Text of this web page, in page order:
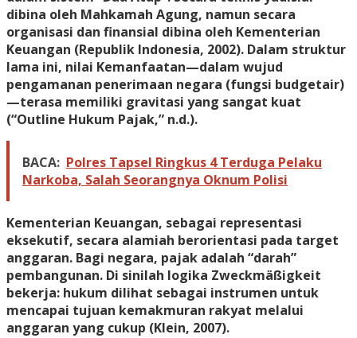
dibina oleh Mahkamah Agung, namun secara
organisasi dan finansial dibina oleh Kementerian
Keuangan (Republik Indonesia, 2002). Dalam struktur
lama ini, nilai Kemanfaatan—dalam wujud
pengamanan penerimaan negara (fungsi budgetair)
—terasa memiliki gravitasi yang sangat kuat
(“Outline Hukum Pajak,” n.d.).
BACA: Polres Tapsel Ringkus 4 Terduga Pelaku
Narkoba, Salah Seorangnya Oknum Polisi
Kementerian Keuangan, sebagai representasi
eksekutif, secara alamiah berorientasi pada target
anggaran. Bagi negara, pajak adalah “darah”
pembangunan. Di sinilah logika Zweckmäßigkeit
bekerja: hukum dilihat sebagai instrumen untuk
mencapai tujuan kemakmuran rakyat melalui
anggaran yang cukup (Klein, 2007).